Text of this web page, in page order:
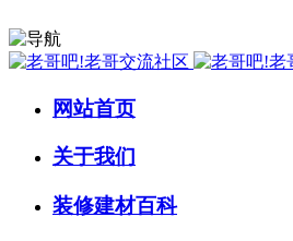
网站首页
关于我们
装修建材百科